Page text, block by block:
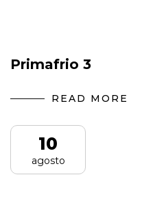
Primafrio 3
READ MORE
10
agosto